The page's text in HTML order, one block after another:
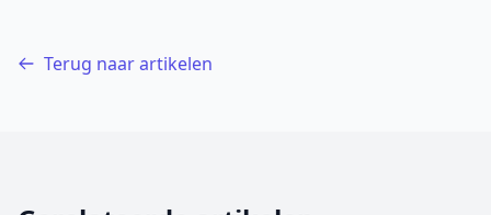
Terug naar artikelen